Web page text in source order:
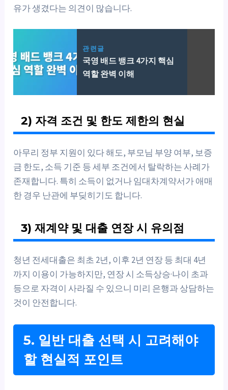
유가 생겼다는 의견이 많습니다.
관련글
국영 배드 뱅크 4가지 핵심
역할 완벽 이해
2) 자격 조건 및 한도 제한의 현실
아무리 정부 지원이 있다 해도, 부모님 부양 여부, 보증
금 한도, 소득 기준 등 세부 조건에서 탈락하는 사례가
존재합니다. 특히 소득이 없거나 임대차계약서가 애매
한 경우 난관에 부딪히기도 합니다.
3) 재계약 및 대출 연장 시 유의점
청년 전세대출은 최초 2년, 이후 2년 연장 등 최대 4년
까지 이용이 가능하지만, 연장 시 소득상승·나이 초과
등으로 자격이 사라질 수 있으니 미리 은행과 상담하는
것이 안전합니다.
5. 일반 대출 선택 시 고려해야
할 현실적 포인트